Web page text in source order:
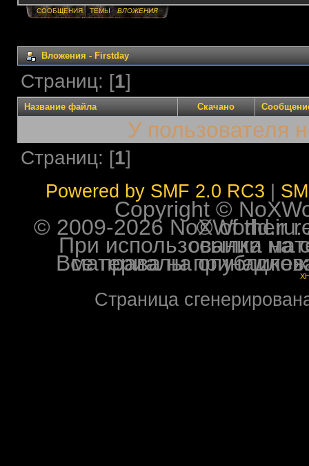
СООБЩЕНИЯ ТЕМЫ ВЛОЖЕНИЯ
Вложения - Firstday
Страниц: [1]
Название файла Скачано
У пользователя
Страниц: [1]
Powered by SMF 2.0 RC3
Copyright ©
© 2009-2026 NoXWorld.ru. All
При использовании
Все права на опубликованные на форуме
Страница